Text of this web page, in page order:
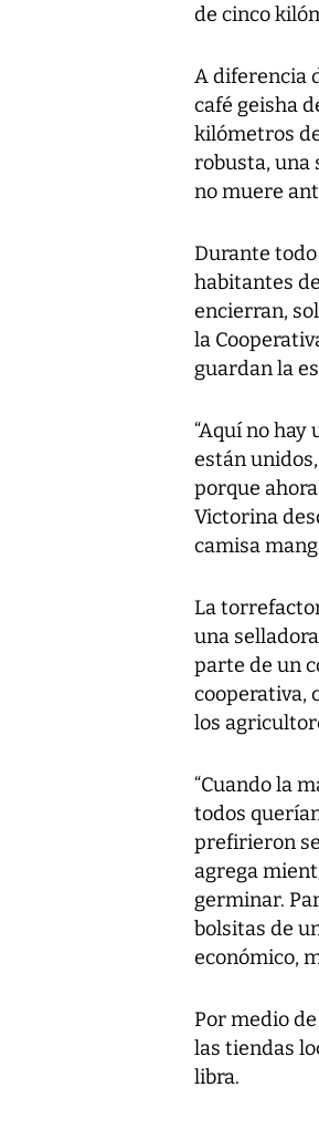
de cinco
A diferencia
café geisha
kilómetros
robusta, una
no muere
Durante todo
habitantes
encierran,
la
guardan la
“Aquí no
están
porque
Victorina
camisa
La
una
parte de un
cooperativa,
los
“Cuando la
todos
prefirieron
agrega
germinar.
bolsitas de
económico,
Por medio
las tiendas
libra.